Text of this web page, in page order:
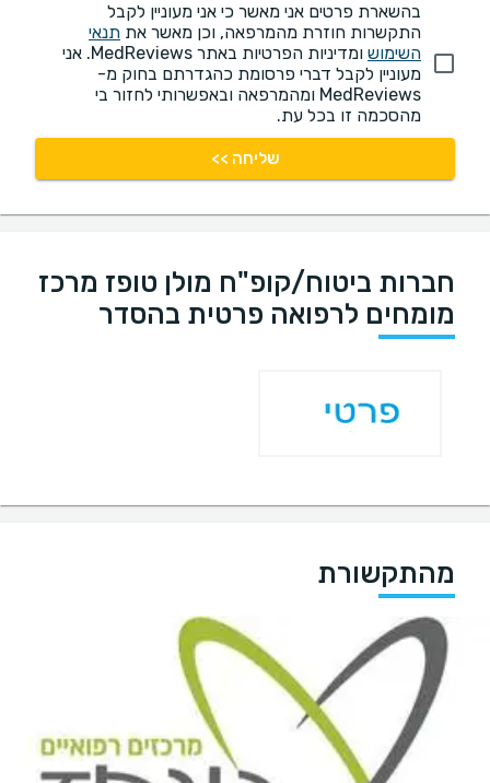
בהשארת פרטים אני מאשר כי אני מעוניין לקבל
התקשרות חוזרת מהמרפאה, וכן מאשר את תנאי
השימוש
ומדיניות הפרטיות באתר MedReviews. אני
מעוניין לקבל דברי פרסומת כהגדרתם בחוק מ-
MedReviews ומהמרפאה ובאפשרותי לחזור בי
מהסכמה זו בכל עת.
שליחה >>
חברות ביטוח/קופ"ח מולן טופז מרכז
מומחים לרפואה פרטית בהסדר
מהתקשורת